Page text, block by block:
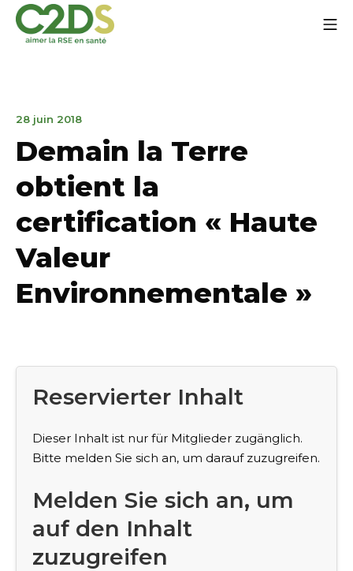
Zum
Inhalt
springen
28 juin 201814.
2020
Demain la Terre
obtient la
certification « Haute
Valeur
Environnementale »
Reservierter Inhalt
Dieser Inhalt ist nur für Mitglieder zugänglich.
Bitte melden Sie sich an, um darauf zuzugreifen.
Melden Sie sich an, um
auf den Inhalt
zuzugreifen